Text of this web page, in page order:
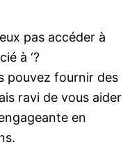
pas accéder à
à ‘?
pouvez fournir des
ravi de vous aider
en